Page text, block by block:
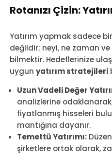
Rotanızı Çizin:
Yatırım yapmak sadece
değildir; neyi, ne zaman ve
bilmektir. Hedeflerinize
uygun yatırım stratejileri
Uzun Vadeli Değer
analizlerine
fiyatlanmış hisseleri
mantığına dayanır.
Temettü Yatırımı:
şirketlere ortak olarak,